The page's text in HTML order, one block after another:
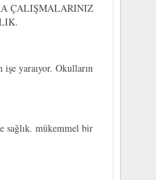
ÇALIŞMALARINIZ
yaraıyor. Okulların
sağlık. mükemmel bir